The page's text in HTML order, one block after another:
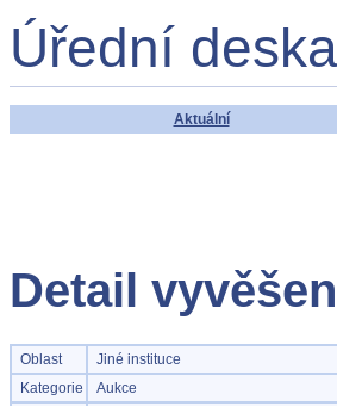
Úřední
Aktuální
Detail
Oblast
Jiné instituce
Kategorie
Aukce